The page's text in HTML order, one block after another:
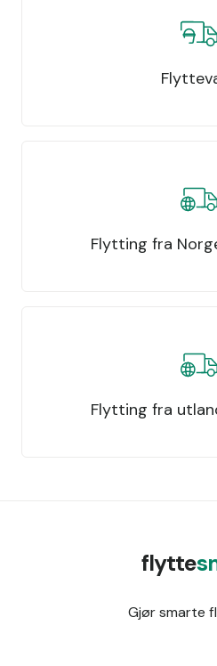
Flytting fra
Flytting fra
flytte
Gjør smarte